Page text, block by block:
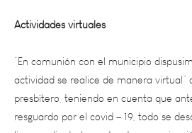
“En comunión con el municipio
actividad se realice de manera
presbítero, teniendo en cuenta que
resguardo por el covid – 19, todo se
line, mediante las redes de